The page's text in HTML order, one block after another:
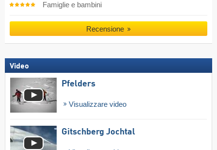
Famiglie e bambini
Recensione
Video
Pfelders
Visualizzare video
Gitschberg Jochtal